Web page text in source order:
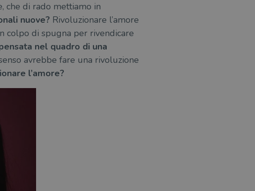
che di rado mettiamo in
nuove? Rivoluzionare l’amore
colpo di spugna per rivendicare
nel quadro di una
avrebbe fare una rivoluzione
l’amore?